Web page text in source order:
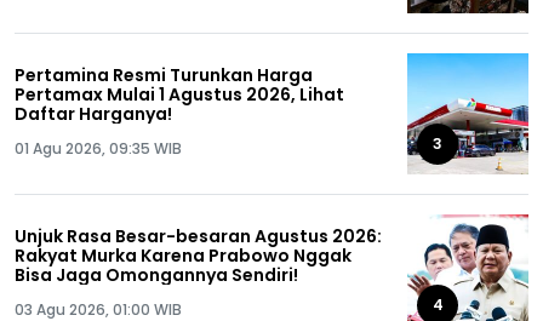
Pertamina Resmi Turunkan Harga
Pertamax Mulai 1 Agustus 2026, Lihat
Daftar Harganya!
01 Agu 2026, 09:35 WIB 3
Unjuk Rasa Besar-besaran Agustus 2026:
Rakyat Murka Karena Prabowo Nggak
Bisa Jaga Omongannya Sendiri!
03 Agu 2026, 01:00 WIB 4